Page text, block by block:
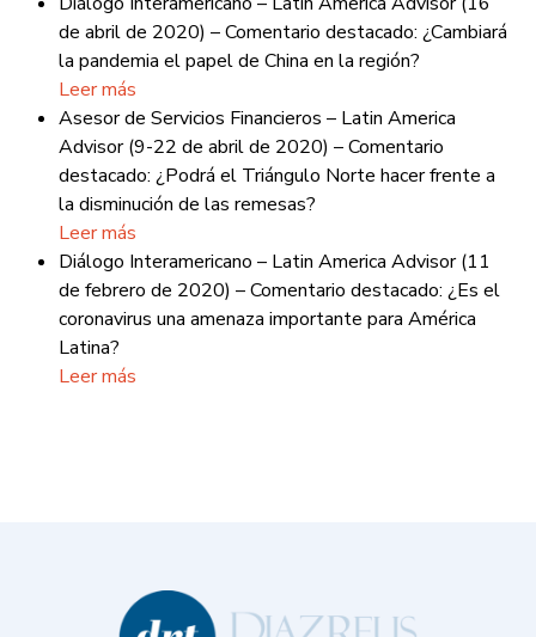
de abril de 2020) – Comentario destacado: ¿Cambiará
la pandemia el papel de China en la región?
Leer más
Asesor de Servicios Financieros – Latin America
Advisor (9-22 de abril de 2020) – Comentario
destacado: ¿Podrá el Triángulo Norte hacer frente a
la disminución de las remesas?
Leer más
Diálogo Interamericano – Latin America Advisor (11
de febrero de 2020) – Comentario destacado: ¿Es el
coronavirus una amenaza importante para América
Latina?
Leer más